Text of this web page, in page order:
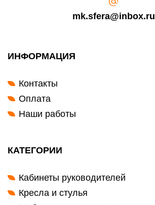
mk.sfera@inbox.ru
ИНФОРМАЦИЯ
Контакты
Оплата
Наши работы
КАТЕГОРИИ
Кабинеты руководителей
Кресла и стулья